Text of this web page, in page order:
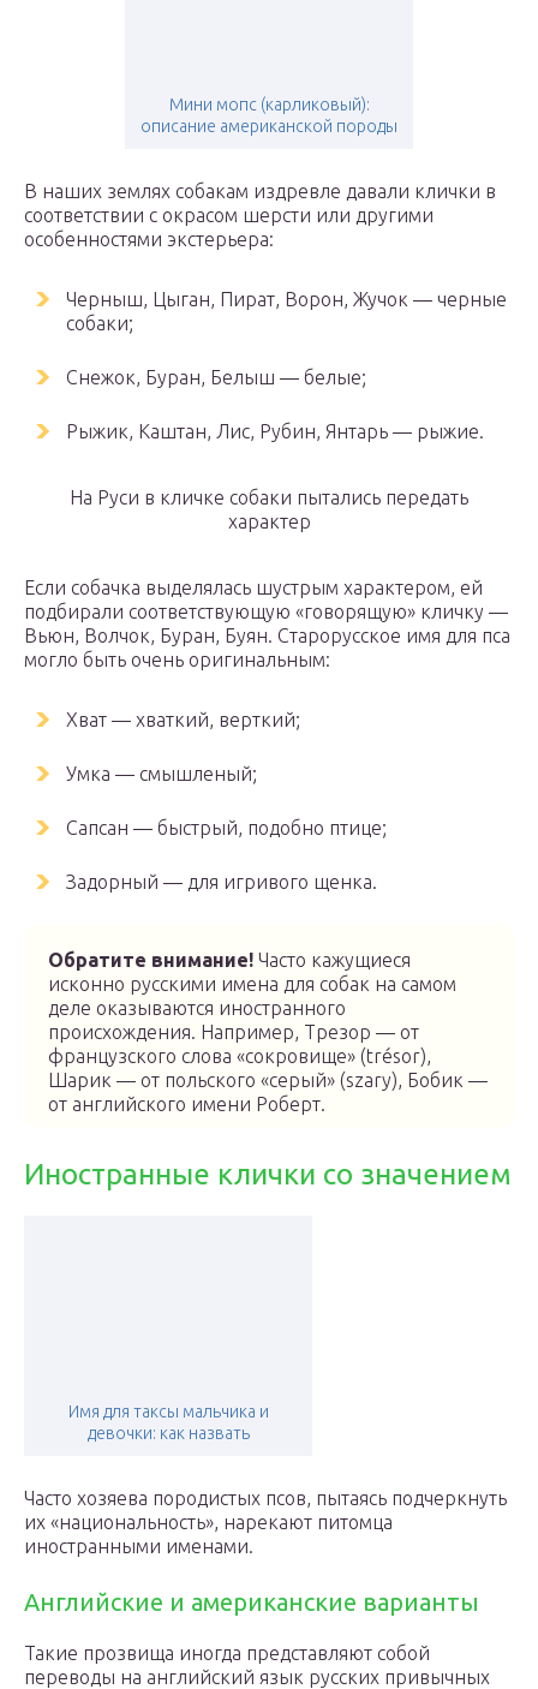
Мини мопс (карликовый):
описание американской породы
В наших землях собакам издревле давали клички в
соответствии с окрасом шерсти или другими
особенностями экстерьера:
Черныш, Цыган, Пират, Ворон, Жучок — черные
собаки;
Снежок, Буран, Белыш — белые;
Рыжик, Каштан, Лис, Рубин, Янтарь — рыжие.
На Руси в кличке собаки пытались передать
характер
Если собачка выделялась шустрым характером, ей
подбирали соответствующую «говорящую» кличку —
Вьюн, Волчок, Буран, Буян. Старорусское имя для пса
могло быть очень оригинальным:
Хват — хваткий, верткий;
Умка — смышленый;
Сапсан — быстрый, подобно птице;
Задорный — для игривого щенка.
Обратите внимание! Часто кажущиеся
исконно русскими имена для собак на самом
деле оказываются иностранного
происхождения. Например, Трезор — от
французского слова «сокровище» (trésor),
Шарик — от польского «серый» (szary), Бобик —
от английского имени Роберт.
Иностранные клички со значением
Имя для таксы мальчика и
девочки: как назвать
Часто хозяева породистых псов, пытаясь подчеркнуть
их «национальность», нарекают питомца
иностранными именами.
Английские и американские варианты
Такие прозвища иногда представляют собой
переводы на английский язык русских привычных